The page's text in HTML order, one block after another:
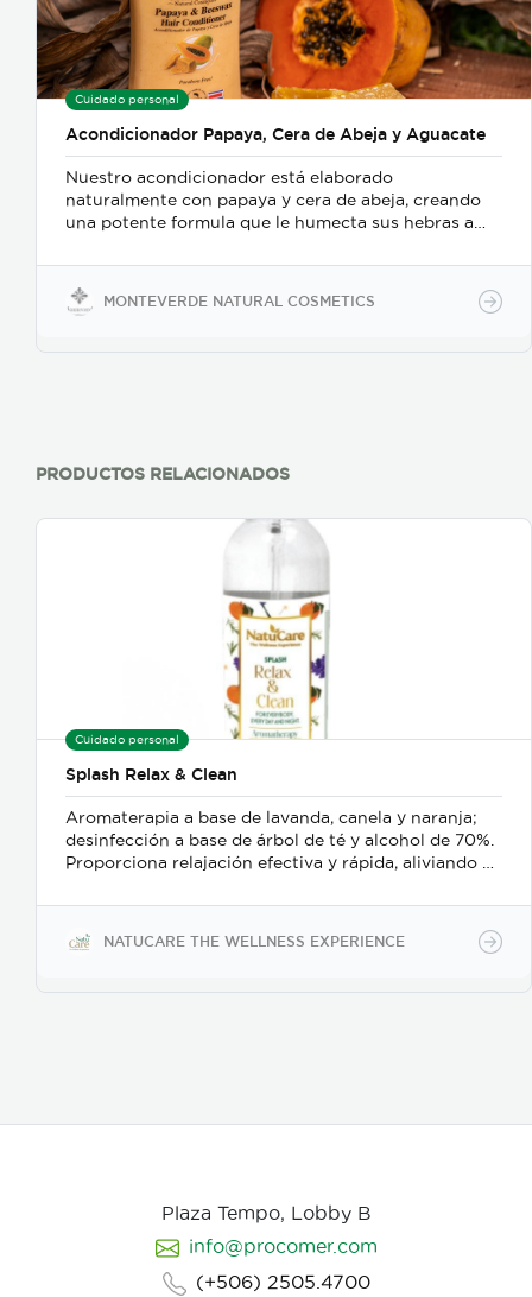
Cuidado personal
Acondicionador Papaya, Cera de Abeja y Aguacate
Nuestro acondicionador está elaborado
naturalmente con papaya y cera de abeja, creando
una potente formula que le humecta sus hebras a
cabello y ayuda a controlar el friz, así como a
regenerar las partes dañadas. Elaborado sin
preservantes químicos, colorantes artificiales,
MONTEVERDE NATURAL COSMETICS
PRODUCTOS RELACIONADOS
Cuidado personal
Splash Relax & Clean
Aromaterapia a base de lavanda, canela y naranja;
desinfección a base de árbol de té y alcohol de 70%.
Proporciona relajación efectiva y rápida, aliviando el
desinfectante para manos o superficies.
NATUCARE THE WELLNESS EXPERIENCE
Plaza Tempo, Lobby B
info@procomer.com
(+506) 2505.4700